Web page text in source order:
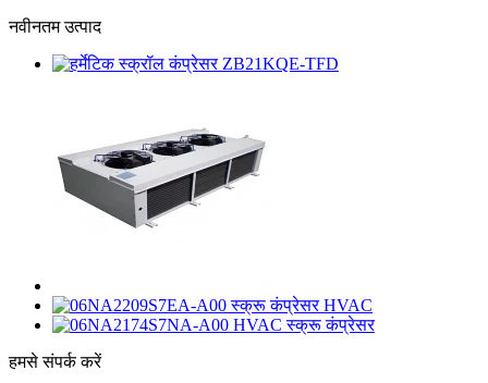
नवीनतम उत्पाद
हमसे संपर्क करें